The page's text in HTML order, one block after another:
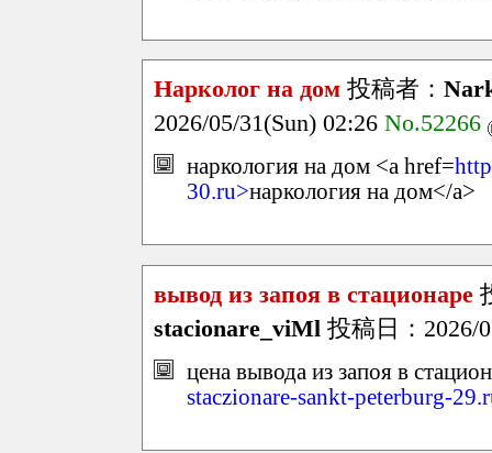
Нарколог на дом 投稿者：
2026/05/31(Sun) 02:26 No.52266
наркология на дом <a href=
30.ru>наркология на дом</a>
вывод из запоя в стационаре
stacionare_viMl 投稿日：2026/
цена вывода из запоя в
staczionare-sankt-peterburg-